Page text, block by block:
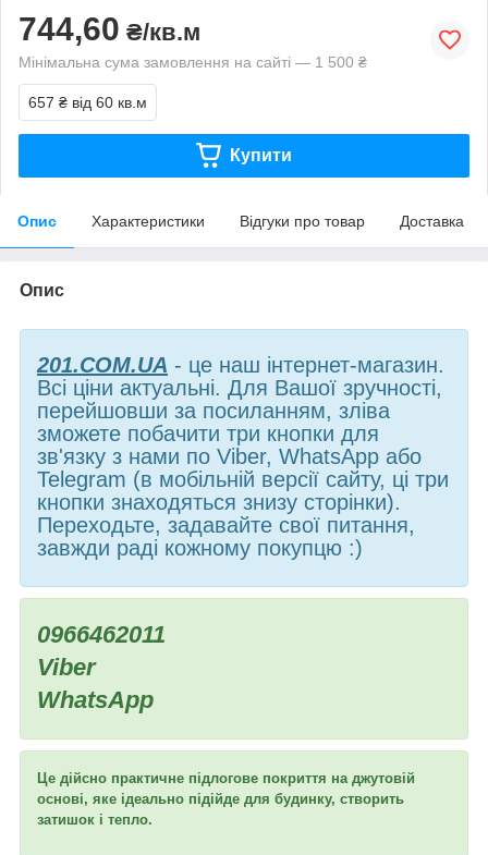
744,60 ₴/кв.м
Мінімальна сума замовлення на сайті — 1 500 ₴
657 ₴ від 60 кв.м
Купити
Опис Характеристики Відгуки про товар Доставка
Опис
201.COM.UA - це наш інтернет-магазин.
Всі ціни актуальні. Для Вашої зручності,
перейшовши за посиланням, зліва
зможете побачити три кнопки для
зв'язку з нами по Viber, WhatsApp або
Telegram (в мобільній версії сайту, ці три
кнопки знаходяться знизу сторінки).
Переходьте, задавайте свої питання,
завжди раді кожному покупцю :)
0966462011
Viber
WhatsApp
Це дійсно практичне підлогове покриття на джутовій
основі, яке ідеально підійде для будинку, створить
затишок і тепло.